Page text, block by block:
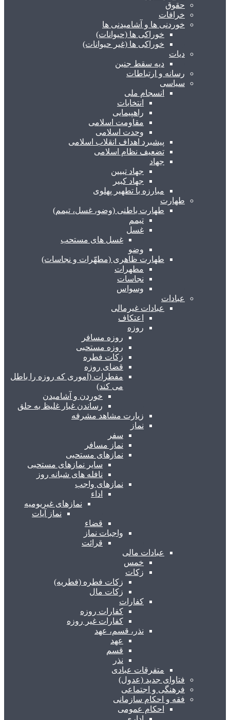
حقوق
خرافات
خوردنی ها و آشامیدنی ها
خوراکی ها (حیوانات)
خوراکی ها (غیر حیوانات)
دیات
دیه سقط جنین
رسانه و ارتباطات
سیاسی
انسجام ملی
انتخابات
راهپیمایی
مقاومت اسلامی
وحدت اسلامی
پیشبرد اهداف انقلاب اسلامی
تضعیف نظام اسلامی
جهاد
جهاد تبیین
جهاد کبیر
مبارزه با تطهیر پهلوی
طهارت
طهارت باطنی (وضو، غسل، تیمم)
تیمم
غسل
غسل های مستحب
وضو
طهارت ظاهری (مطهّرات و نجاسات)
مطهرات
نجاسات
وسواس
عبادات
عبادات غیرمالی
اعتکاف
روزه
روزه مسافر
روزه مستحبی
زکات فطره
قضای روزه
مفطرات (اموری که روزه را باطل
می کند)
خوردن و آشامیدن
رساندن غبار غلیظ به حلق
زیارت مشاهد مشرفه
نماز
سفر
نماز مسافر
نمازهای مستحبی
سایر نمازهای مستحبی
نافله های شبانه روز
نمازهای واجب
اداء
نمازهای غیریومیه
نماز آیات
قضاء
واجبات نماز
قرائت
عبادات مالی
خمس
زکات
زکات فطره (فطریه)
زکات مال
کفارات
کفارات روزه
کفارات غیر روزه
نذر، قسم، عهد
عهد
قسم
نذر
متفرقات عبادی
فتاوای جدید (عدول)
فرهنگی و اجتماعی
فقه و احکام سازمانی
احکام عمومی